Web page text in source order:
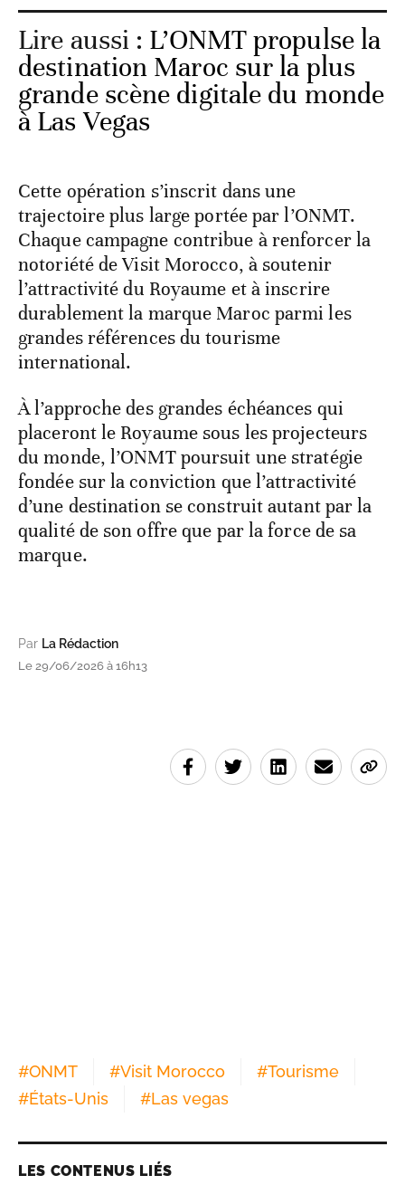
Lire aussi : L’ONMT propulse la
destination Maroc sur la plus
grande scène digitale du monde
à Las Vegas
Cette opération s’inscrit dans une
trajectoire plus large portée par l’ONMT.
Chaque campagne contribue à renforcer la
notoriété de Visit Morocco, à soutenir
l’attractivité du Royaume et à inscrire
durablement la marque Maroc parmi les
grandes références du tourisme
international.
À l’approche des grandes échéances qui
placeront le Royaume sous les projecteurs
du monde, l’ONMT poursuit une stratégie
fondée sur la conviction que l’attractivité
d’une destination se construit autant par la
qualité de son offre que par la force de sa
marque.
Par La Rédaction
Le 29/06/2026 à 16h13
#ONMT #Visit Morocco #Tourisme
#États-Unis #Las vegas
LES CONTENUS LIÉS